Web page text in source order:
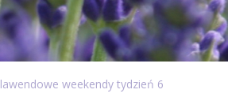
lawendowe weekendy tydzień 6